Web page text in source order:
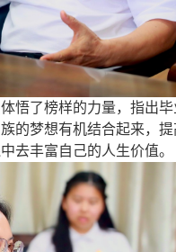
悟了榜样的力量， 指出毕
的梦想有机结合起来，
去丰富自己的人生价值。